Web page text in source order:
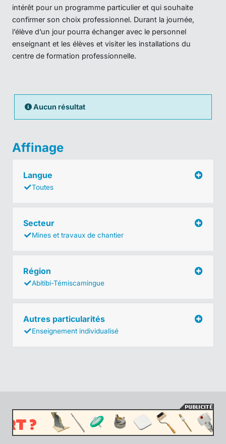
intérêt pour un programme particulier et qui souhaite
confirmer son choix professionnel. Durant la journée,
l’élève d’un jour pourra échanger avec le personnel
enseignant et les élèves et visiter les installations du
centre de formation professionnelle.
Aucun résultat
Affinage
Langue
Toutes
Secteur
Mines et travaux de chantier
Région
Abitibi-Témiscamingue
Autres particularités
Enseignement individualisé